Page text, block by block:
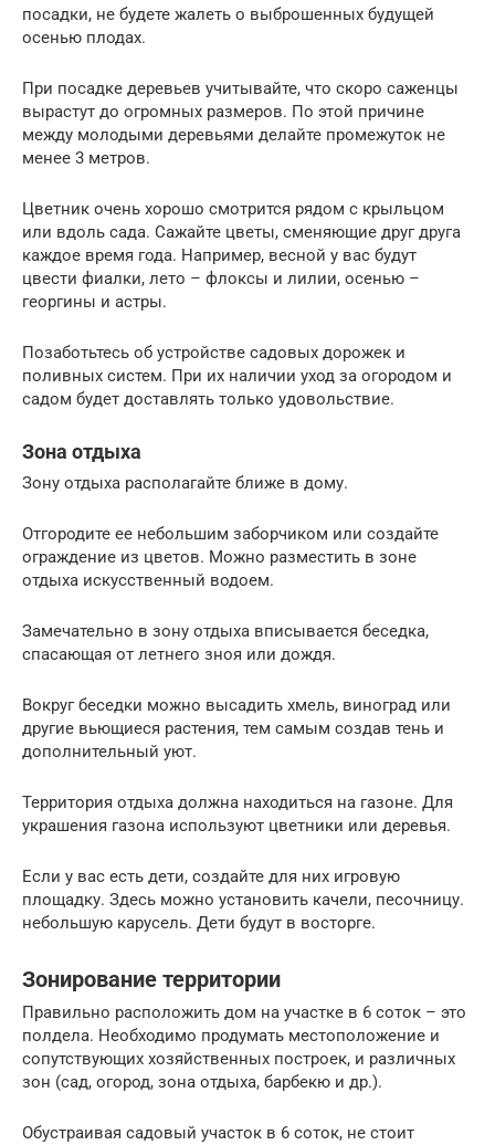
посадки, не будете жалеть о выброшенных будущей
осенью плодах.
При посадке деревьев учитывайте, что скоро саженцы
вырастут до огромных размеров. По этой причине
между молодыми деревьями делайте промежуток не
менее 3 метров.
Цветник очень хорошо смотрится рядом с крыльцом
или вдоль сада. Сажайте цветы, сменяющие друг друга
каждое время года. Например, весной у вас будут
цвести фиалки, лето – флоксы и лилии, осенью –
георгины и астры.
Позаботьтесь об устройстве садовых дорожек и
поливных систем. При их наличии уход за огородом и
садом будет доставлять только удовольствие.
Зона отдыха
Зону отдыха располагайте ближе в дому.
Отгородите ее небольшим заборчиком или создайте
ограждение из цветов. Можно разместить в зоне
отдыха искусственный водоем.
Замечательно в зону отдыха вписывается беседка,
спасающая от летнего зноя или дождя.
Вокруг беседки можно высадить хмель, виноград или
другие вьющиеся растения, тем самым создав тень и
дополнительный уют.
Территория отдыха должна находиться на газоне. Для
украшения газона используют цветники или деревья.
Если у вас есть дети, создайте для них игровую
площадку. Здесь можно установить качели, песочницу.
небольшую карусель. Дети будут в восторге.
Зонирование территории
Правильно расположить дом на участке в 6 соток – это
полдела. Необходимо продумать местоположение и
сопутствующих хозяйственных построек, и различных
зон (сад, огород, зона отдыха, барбекю и др.).
Обустраивая садовый участок в 6 соток, не стоит